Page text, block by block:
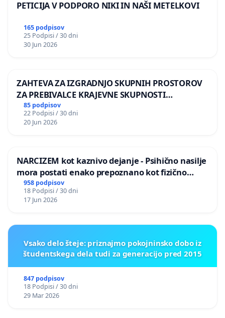
PETICIJA V PODPORO NIKI IN NAŠI METELKOVI
165 podpisov
25 Podpisi / 30 dni
30 Jun 2026
ZAHTEVA ZA IZGRADNJO SKUPNIH PROSTOROV
ZA PREBIVALCE KRAJEVNE SKUPNOSTI
PRESTRANEK
85 podpisov
22 Podpisi / 30 dni
20 Jun 2026
NARCIZEM kot kaznivo dejanje - Psihično nasilje
mora postati enako prepoznano kot fizično
nasilje
958 podpisov
18 Podpisi / 30 dni
17 Jun 2026
Vsako delo šteje: priznajmo pokojninsko dobo iz
študentskega dela tudi za generacijo pred 2015
847 podpisov
18 Podpisi / 30 dni
29 Mar 2026